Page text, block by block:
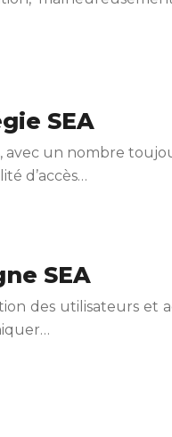
SEA
un nombre
d’accès…
SEA
des utilisateurs et